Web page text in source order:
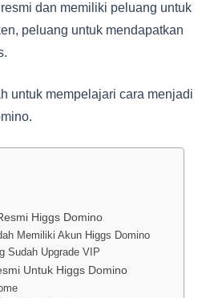
dan memiliki peluang untuk
peluang untuk mendapatkan
untuk mempelajari cara menjadi
Higgs Domino
Memiliki Akun Higgs Domino
Sudah Upgrade VIP
Untuk Higgs Domino